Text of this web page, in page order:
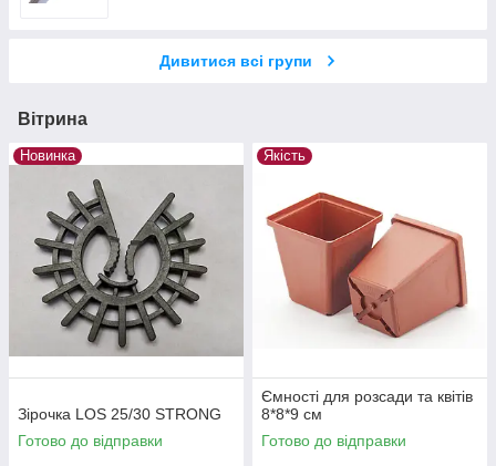
Дивитися всі групи
Вітрина
Новинка
Зірочка LOS 25/30 STRONG
Готово до відправки
Якість
Ємності для розсади та квітів
8*8*9 см
Готово до відправки